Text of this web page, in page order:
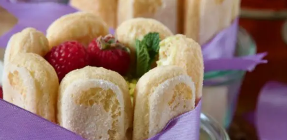
Datenschutzerklärung